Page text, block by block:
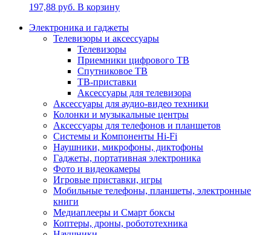
197,88 руб. В корзину
Электроника и гаджеты
Телевизоры и аксессуары
Телевизоры
Приемники цифрового ТВ
Спутниковое ТВ
ТВ-приставки
Аксессуары для телевизора
Аксессуары для аудио-видео техники
Колонки и музыкальные центры
Аксессуары для телефонов и планшетов
Системы и Компоненты Hi-Fi
Наушники, микрофоны, диктофоны
Гаджеты, портативная электроника
Фото и видеокамеры
Игровые приставки, игры
Мобильные телефоны, планшеты, электронные
книги
Медиаплееры и Смарт боксы
Коптеры, дроны, робототехника